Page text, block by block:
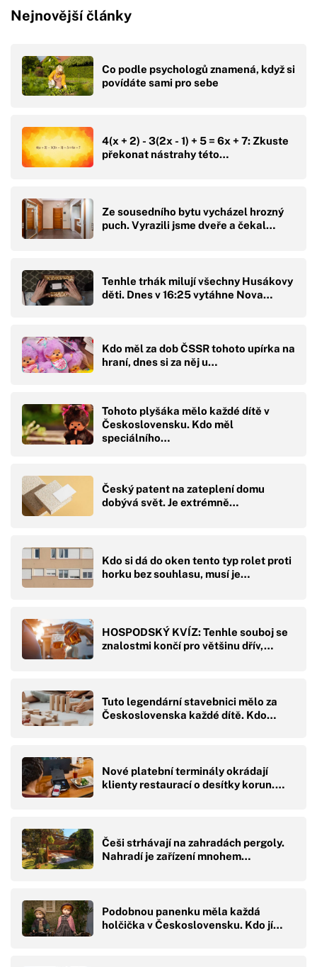
Nejnovější články
Co podle psychologů znamená, když si
povídáte sami pro sebe
4(x + 2) - 3(2x - 1) + 5 = 6x + 7: Zkuste
překonat nástrahy této…
Ze sousedního bytu vycházel hrozný
puch. Vyrazili jsme dveře a čekal…
Tenhle trhák milují všechny Husákovy
děti. Dnes v 16:25 vytáhne Nova…
Kdo měl za dob ČSSR tohoto upírka na
hraní, dnes si za něj u…
Tohoto plyšáka mělo každé dítě v
Československu. Kdo měl
speciálního…
Český patent na zateplení domu
dobývá svět. Je extrémně…
Kdo si dá do oken tento typ rolet proti
horku bez souhlasu, musí je…
HOSPODSKÝ KVÍZ: Tenhle souboj se
znalostmi končí pro většinu dřív,…
Tuto legendární stavebnici mělo za
Československa každé dítě. Kdo…
Nové platební terminály okrádají
klienty restaurací o desítky korun.…
Češi strhávají na zahradách pergoly.
Nahradí je zařízení mnohem…
Podobnou panenku měla každá
holčička v Československu. Kdo jí…